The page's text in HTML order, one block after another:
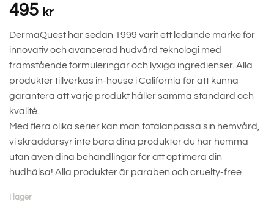
495 kr
DermaQuest har sedan 1999 varit ett ledande märke för
innovativ och avancerad hudvård teknologi med
framstående formuleringar och lyxiga ingredienser. Alla
produkter tillverkas in-house i California för att kunna
garantera att varje produkt håller samma standard och
kvalité.
Med flera olika serier kan man totalanpassa sin hemvård,
vi skräddarsyr inte bara dina produkter du har hemma
utan även dina behandlingar för att optimera din
hudhälsa! Alla produkter är paraben och cruelty-free.
I lager